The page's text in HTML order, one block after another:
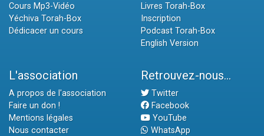
Cours Mp3-Vidéo
Yéchiva Torah-Box
Dédicacer un cours
Livres Torah-Box
Inscription
Podcast Torah-Box
English Version
L'association
A propos de l'association
Faire un don !
Mentions légales
Nous contacter
Retrouvez-nous...
Twitter
Facebook
YouTube
WhatsApp